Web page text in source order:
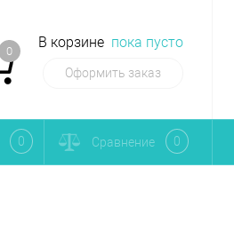
0
В корзине пока пусто
Оформить заказ
0 Сравнение 0